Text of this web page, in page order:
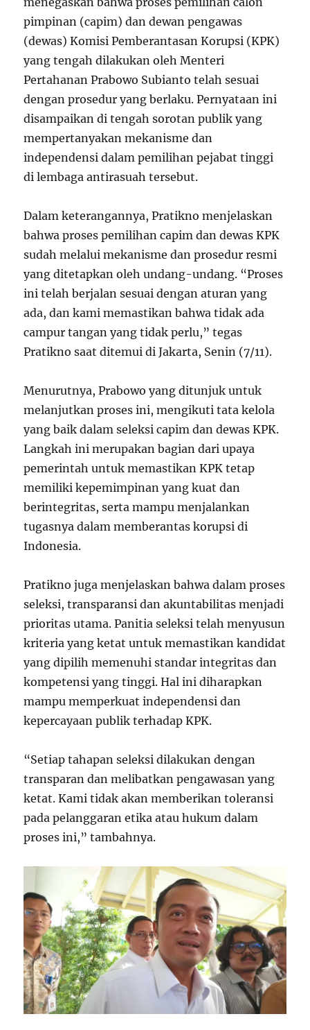
pimpinan (capim) dan dewan pengawas
(dewas) Komisi Pemberantasan Korupsi (KPK)
yang tengah dilakukan oleh Menteri
Pertahanan Prabowo Subianto telah sesuai
dengan prosedur yang berlaku. Pernyataan ini
disampaikan di tengah sorotan publik yang
mempertanyakan mekanisme dan
independensi dalam pemilihan pejabat tinggi
di lembaga antirasuah tersebut.
Dalam keterangannya, Pratikno menjelaskan
bahwa proses pemilihan capim dan dewas KPK
sudah melalui mekanisme dan prosedur resmi
yang ditetapkan oleh undang-undang. “Proses
ini telah berjalan sesuai dengan aturan yang
ada, dan kami memastikan bahwa tidak ada
campur tangan yang tidak perlu,” tegas
Pratikno saat ditemui di Jakarta, Senin (7/11).
Menurutnya, Prabowo yang ditunjuk untuk
melanjutkan proses ini, mengikuti tata kelola
yang baik dalam seleksi capim dan dewas KPK.
Langkah ini merupakan bagian dari upaya
pemerintah untuk memastikan KPK tetap
memiliki kepemimpinan yang kuat dan
berintegritas, serta mampu menjalankan
tugasnya dalam memberantas korupsi di
Indonesia.
Pratikno juga menjelaskan bahwa dalam proses
seleksi, transparansi dan akuntabilitas menjadi
prioritas utama. Panitia seleksi telah menyusun
kriteria yang ketat untuk memastikan kandidat
yang dipilih memenuhi standar integritas dan
kompetensi yang tinggi. Hal ini diharapkan
mampu memperkuat independensi dan
kepercayaan publik terhadap KPK.
“Setiap tahapan seleksi dilakukan dengan
transparan dan melibatkan pengawasan yang
ketat. Kami tidak akan memberikan toleransi
pada pelanggaran etika atau hukum dalam
proses ini,” tambahnya.